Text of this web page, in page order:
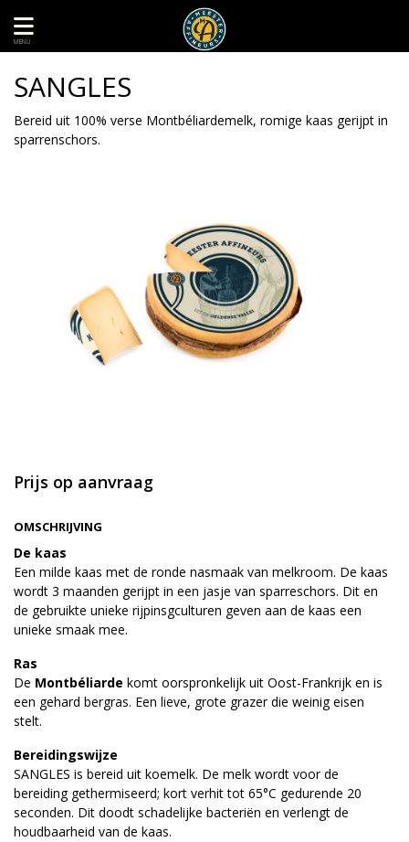
MENU
OMSCHRIJVING
De kaas
Een milde kaas met de ronde nasmaak van melkroom. De kaas
wordt 3 maanden gerijpt in een jasje van sparreschors. Dit en
de gebruikte unieke rijpinsgculturen geven aan de kaas een
unieke smaak mee.
Ras
De Montbéliarde komt oorspronkelijk uit Oost-Frankrijk en is
een gehard bergras. Een lieve, grote grazer die weinig eisen
stelt.
Bereidingswijze
SANGLES is bereid uit koemelk. De melk wordt voor de
bereiding gethermiseerd; kort verhit tot 65°C gedurende 20
seconden. Dit doodt schadelijke bacteriën en verlengt de
houdbaarheid van de kaas.
SANGLES
Bereid uit 100% verse Montbéliardemelk, romige kaas gerijpt in
sparrenschors.
Prijs op aanvraag